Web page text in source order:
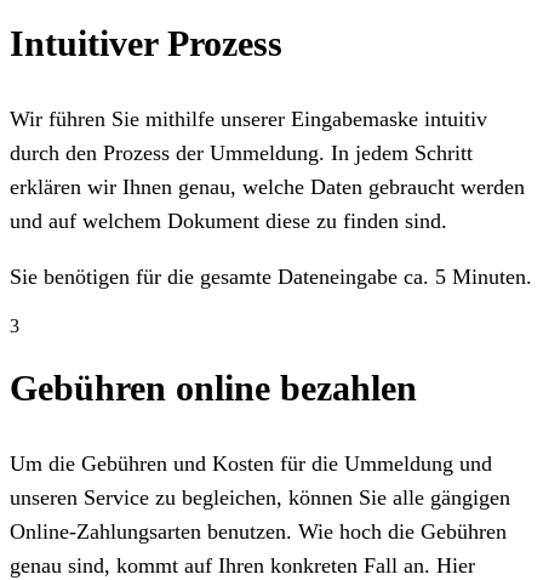
Intuitiver Prozess
Wir führen Sie mithilfe unserer Eingabemaske intuitiv
durch den Prozess der Ummeldung. In jedem Schritt
erklären wir Ihnen genau, welche Daten gebraucht werden
und auf welchem Dokument diese zu finden sind.
Sie benötigen für die gesamte Dateneingabe ca. 5 Minuten.
3
Gebühren online bezahlen
Um die Gebühren und Kosten für die Ummeldung und
unseren Service zu begleichen, können Sie alle gängigen
Online-Zahlungsarten benutzen. Wie hoch die Gebühren
genau sind, kommt auf Ihren konkreten Fall an. Hier